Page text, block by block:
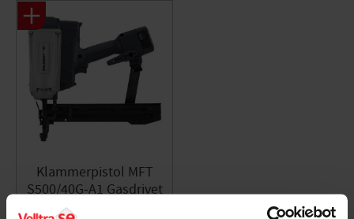
Förpackningsantal 1
Produkttyp Klammer (500)
Benämning 540 CNK
Bredd 11,0 mm
Längd 40 mm
Tråddimension 1,05 x 1,30 mm
Ytbehandling Elförzinkad
Typbeteckning 540 ELF
Klammerpistol MFT
S500/40G-A1 Gasdrivet
6V - 50010981